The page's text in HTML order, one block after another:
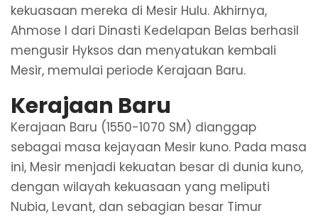
kekuasaan mereka di Mesir Hulu. Akhirnya,
Ahmose I dari Dinasti Kedelapan Belas berhasil
mengusir Hyksos dan menyatukan kembali
Mesir, memulai periode Kerajaan Baru.
Kerajaan Baru
Kerajaan Baru (1550-1070 SM) dianggap
sebagai masa kejayaan Mesir kuno. Pada masa
ini, Mesir menjadi kekuatan besar di dunia kuno,
dengan wilayah kekuasaan yang meliputi
Nubia, Levant, dan sebagian besar Timur